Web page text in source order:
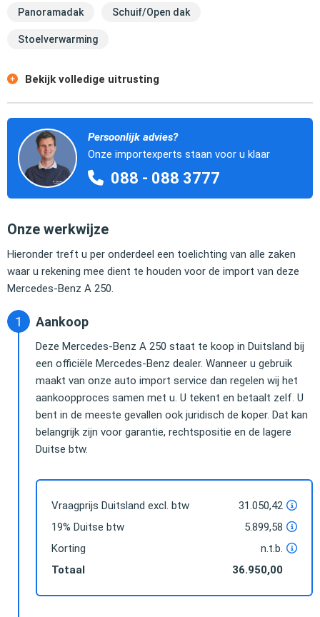
Panoramadak Schuif/Open dak
Stoelverwarming
Bekijk volledige uitrusting
Persoonlijk advies?
Onze importexperts staan voor u klaar
088 - 088 3777
Onze werkwijze
Hieronder treft u per onderdeel een toelichting van alle zaken
waar u rekening mee dient te houden voor de import van deze
Mercedes-Benz A 250.
Aankoop
Deze Mercedes-Benz A 250 staat te koop in Duitsland bij
een officiële Mercedes-Benz dealer. Wanneer u gebruik
maakt van onze auto import service dan regelen wij het
aankoopproces samen met u. U tekent en betaalt zelf. U
bent in de meeste gevallen ook juridisch de koper. Dat kan
belangrijk zijn voor garantie, rechtspositie en de lagere
Duitse btw.
Vraagprijs Duitsland excl. btw
31.050,42
19% Duitse btw
5.899,58
Korting
n.t.b.
Totaal
36.950,00